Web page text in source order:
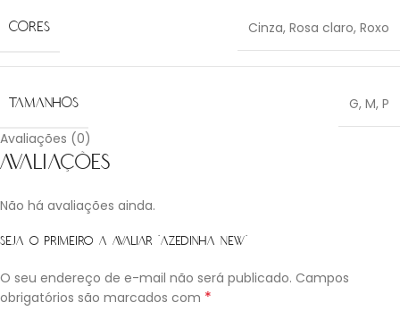
CORES Cinza, Rosa claro, Roxo
TAMANHOS G, M, P
Avaliações (0)
Avaliações
Não há avaliações ainda.
Seja o primeiro a avaliar “Azedinha new”
O seu endereço de e-mail não será publicado. Campos
obrigatórios são marcados com *